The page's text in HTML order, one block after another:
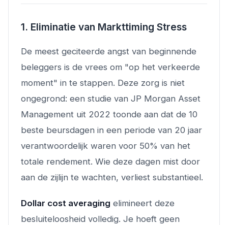
1. Eliminatie van Markttiming Stress
De meest geciteerde angst van beginnende
beleggers is de vrees om "op het verkeerde
moment" in te stappen. Deze zorg is niet
ongegrond: een studie van JP Morgan Asset
Management uit 2022 toonde aan dat de 10
beste beursdagen in een periode van 20 jaar
verantwoordelijk waren voor 50% van het
totale rendement. Wie deze dagen mist door
aan de zijlijn te wachten, verliest substantieel.
Dollar cost averaging elimineert deze
besluiteloosheid volledig. Je hoeft geen